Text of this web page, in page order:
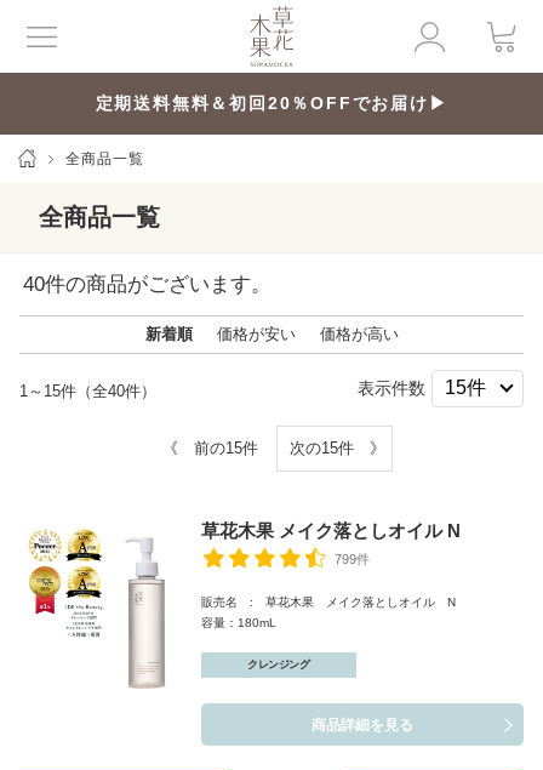
定期送料無料＆初回20％OFFでお届け▶
全商品一覧
全商品一覧
40件の商品がございます。
新着順 価格が安い 価格が高い
1～15件（全40件） 表示件数
《 前の15件 次の15件 》
草花木果 メイク落としオイル N
799件
販売名 : 草花木果 メイク落としオイル N
容量：180mL
クレンジング
商品詳細を見る